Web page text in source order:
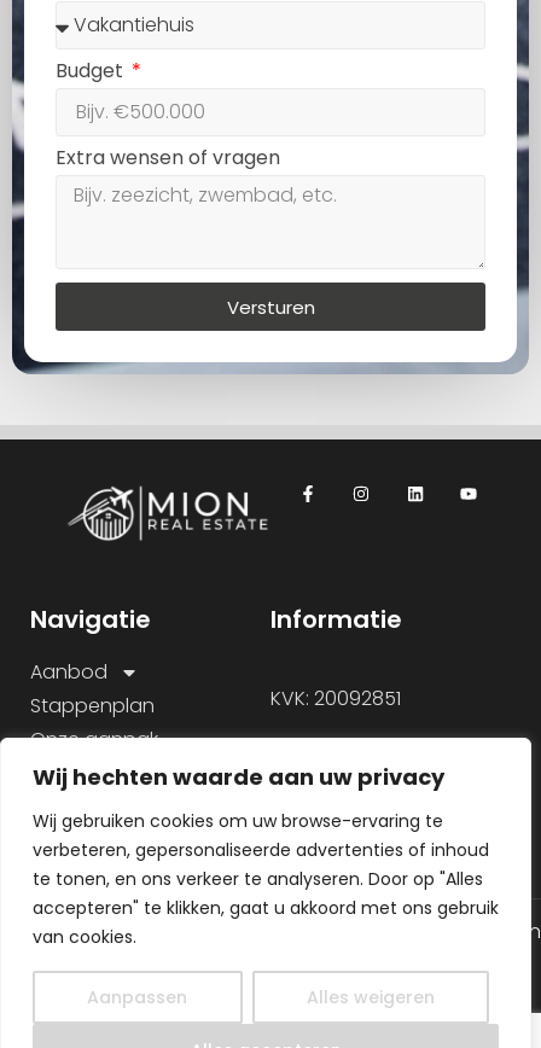
Wij hechten waarde aan uw privacy
Wij gebruiken cookies om uw browse-ervaring te
verbeteren, gepersonaliseerde advertenties of inhoud
te tonen, en ons verkeer te analyseren. Door op "Alles
accepteren" te klikken, gaat u akkoord met ons gebruik
van cookies.
Aanpassen Alles weigeren
Budget
Extra wensen of vragen
Versturen
Navigatie
Aanbod
Stappenplan
Onze aanpak
Over ons
Veelgestelde vragen
Informatie
KVK: 20092851
© 2026 Alle rechten gereserveerd
Algemene voorwaarden
Privacy Policy
MHS Media